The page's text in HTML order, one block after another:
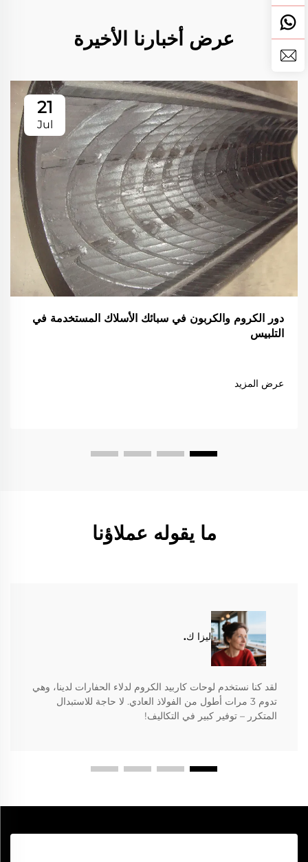
عرض أخبارنا الأخيرة
21
Jul
دور الكروم والكربون في سبائك الأسلاك المستخدمة في
التلبيس
عرض المزيد
ما يقوله عملاؤنا
ليزا ك.
لقد كنا نستخدم لوحات كاربيد الكروم لدلاء الحفارات لدينا، وهي
تدوم 3 مرات أطول من الفولاذ العادي. لا حاجة للاستبدال
المتكرر – توفير كبير في التكاليف!